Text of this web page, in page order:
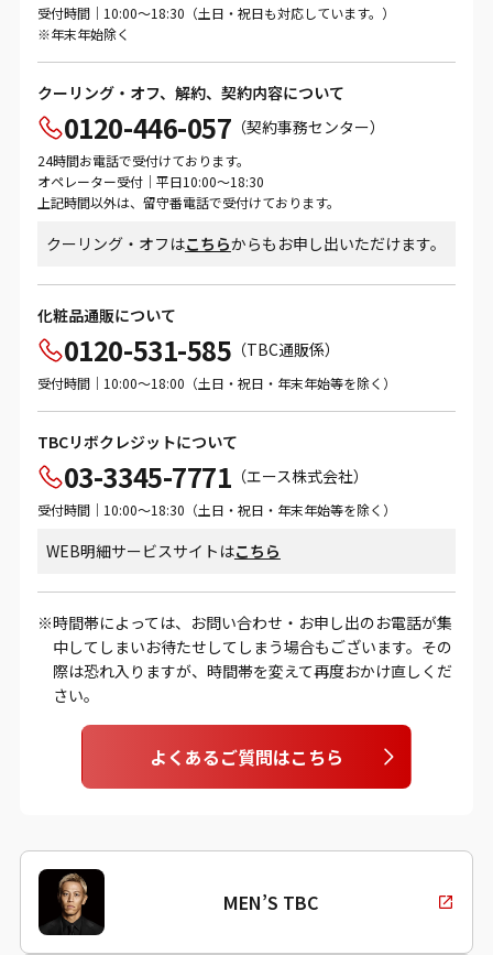
受付時間｜10:00～18:30（土日・祝日も対応しています。）
※年末年始除く
クーリング・オフ、解約、契約内容について
0120-446-057 （契約事務センター）
24時間お電話で受付けております。
オペレーター受付｜平日10:00～18:30
上記時間以外は、留守番電話で受付けております。
クーリング・オフはこちらからもお申し出いただけます。
化粧品通販について
0120-531-585 （TBC通販係）
受付時間｜10:00～18:00（土日・祝日・年末年始等を除く）
TBCリボクレジットについて
03-3345-7771 （エース株式会社）
受付時間｜10:00～18:30（土日・祝日・年末年始等を除く）
WEB明細サービスサイトはこちら
時間帯によっては、お問い合わせ・お申し出のお電話が集
中してしまいお待たせしてしまう場合もございます。その
際は恐れ入りますが、時間帯を変えて再度おかけ直しくだ
さい。
よくあるご質問はこちら
MEN’S TBC